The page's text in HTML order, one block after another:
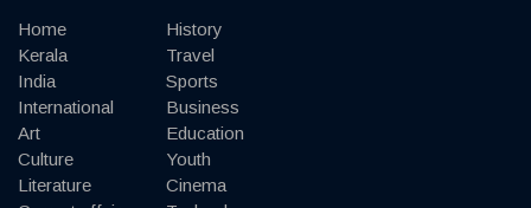
Home
Kerala
India
International
Art
Culture
Literature
History
Travel
Sports
Business
Education
Youth
Cinema